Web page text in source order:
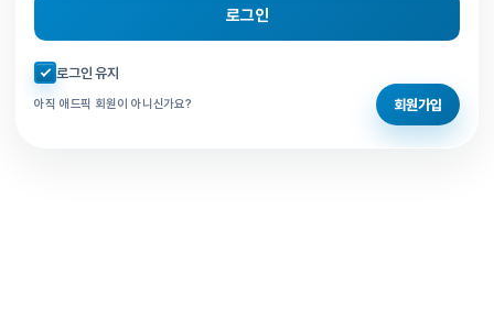
로그인
자동로그인 체크
로그인 유지
아직 애드픽 회원이 아니신가요? 회원가입